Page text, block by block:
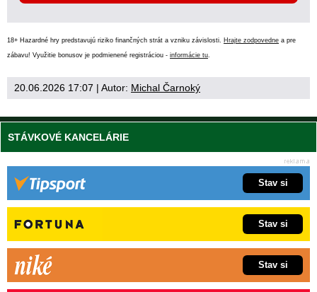
18+ Hazardné hry predstavujú riziko finančných strát a vzniku závislosti. Hrajte zodpovedne a pre
zábavu! Využitie bonusov je podmienené registráciou - informácie tu.
20.06.2026 17:07 | Autor: Michal Čarnoký
STÁVKOVÉ KANCELÁRIE
Stav si
Stav si
Stav si